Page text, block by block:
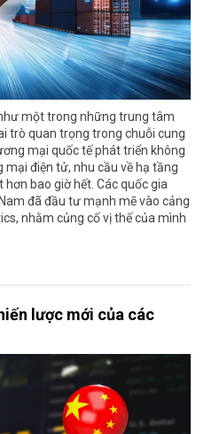
một trong những trung tâm
trò quan trọng trong chuỗi cung
mại quốc tế phát triển không
điện tử, nhu cầu về hạ tầng
bao giờ hết. Các quốc gia
đã đầu tư mạnh mẽ vào cảng
nhằm củng cố vị thế của mình
lược mới của các